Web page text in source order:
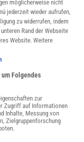
möglicherweise nicht
jederzeit wieder aufrufen,
zu widerrufen, indem
Rand der Webseite
Website. Weitere
Folgendes
zur
Zugriff auf Informationen
Inhalte, Messung von
Zielgruppenforschung